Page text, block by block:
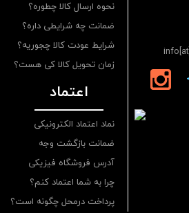
نحوه ارسال کالا چطوره؟
ضمانت چه شرایطی داره؟
شرایط عودت کالا چجوریه؟
زمان تحویل کالا کی هست؟
اعتماد
نماد اعتماد الکترونیکی
ضمانت بازگشت وجه
آدرس فروشگاه فیزیکی
چرا به شما اعتماد کنم؟
پرداخت درمحل چگونه است؟